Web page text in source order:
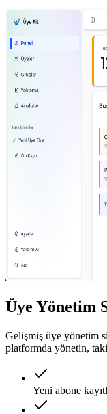
Üye Yönetim
Gelişmiş üye yönetim
platformda yönetin,
Yeni abone